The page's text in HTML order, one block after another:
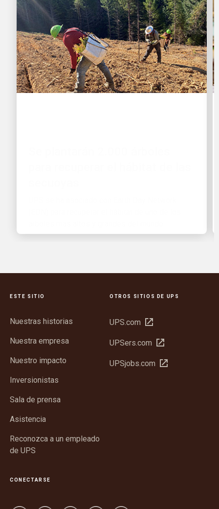
ESTE SITIO
Nuestras historias
Nuestra empresa
Nuestro impacto
Inversionistas
Sala de prensa
Asistencia
Reconozca a un empleado
de UPS
OTROS SITIOS DE UPS
UPS.com Abrir
una
nueva
UPSers.com Abrir
una
UPSjobs.com Abrir
CONECTARSE